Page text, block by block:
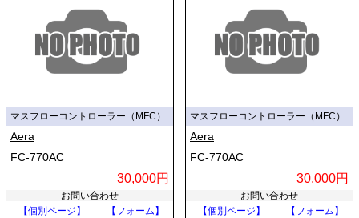
マスフローコントローラー（MFC）
Aera
FC-770AC
30,000円
お問い合わせ
【個別ページ】
【フォーム】
マスフローコントローラー（MFC）
Aera
FC-770AC
30,000円
お問い合わせ
【個別ページ】
【フォーム】